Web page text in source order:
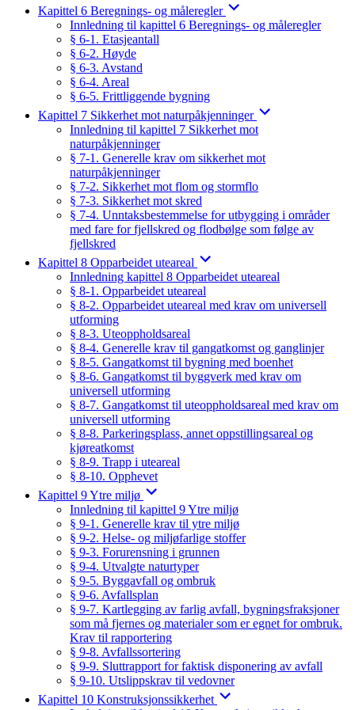
Kapittel 6 Beregnings- og måleregler
Innledning til kapittel 6 Beregnings- og måleregler
§ 6-1. Etasjeantall
§ 6-2. Høyde
§ 6-3. Avstand
§ 6-4. Areal
§ 6-5. Frittliggende bygning
Kapittel 7 Sikkerhet mot naturpåkjenninger
Innledning til kapittel 7 Sikkerhet mot
naturpåkjenninger
§ 7-1. Generelle krav om sikkerhet mot
naturpåkjenninger
§ 7-2. Sikkerhet mot flom og stormflo
§ 7-3. Sikkerhet mot skred
§ 7-4. Unntaksbestemmelse for utbygging i områder
med fare for fjellskred og flodbølge som følge av
fjellskred
Kapittel 8 Opparbeidet uteareal
Innledning kapittel 8 Opparbeidet uteareal
§ 8-1. Opparbeidet uteareal
§ 8-2. Opparbeidet uteareal med krav om universell
utforming
§ 8-3. Uteoppholdsareal
§ 8-4. Generelle krav til gangatkomst og ganglinjer
§ 8-5. Gangatkomst til bygning med boenhet
§ 8-6. Gangatkomst til byggverk med krav om
universell utforming
§ 8-7. Gangatkomst til uteoppholdsareal med krav om
universell utforming
§ 8-8. Parkeringsplass, annet oppstillingsareal og
kjøreatkomst
§ 8-9. Trapp i uteareal
§ 8-10. Opphevet
Kapittel 9 Ytre miljø
Innledning til kapittel 9 Ytre miljø
§ 9-1. Generelle krav til ytre miljø
§ 9-2. Helse- og miljøfarlige stoffer
§ 9-3. Forurensning i grunnen
§ 9-4. Utvalgte naturtyper
§ 9-5. Byggavfall og ombruk
§ 9-6. Avfallsplan
§ 9-7. Kartlegging av farlig avfall, bygningsfraksjoner
som må fjernes og materialer som er egnet for ombruk.
Krav til rapportering
§ 9-8. Avfallssortering
§ 9-9. Sluttrapport for faktisk disponering av avfall
§ 9-10. Utslippskrav til vedovner
Kapittel 10 Konstruksjonssikkerhet